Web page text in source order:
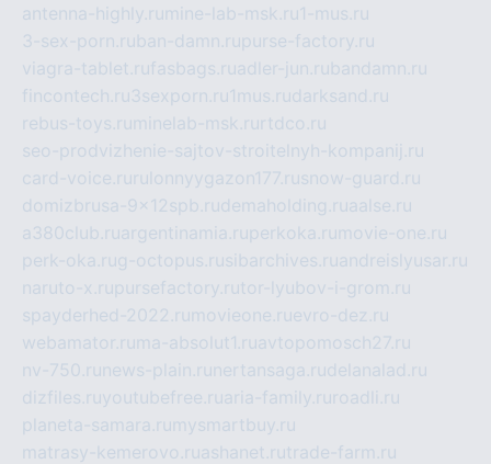
antenna-highly.ru mine-lab-msk.ru1-mus.ru
3-sex-porn.ruban-damn.rupurse-factory.ru
viagra-tablet.rufasbags.ruadler-jun.rubandamn.ru
fincontech.ru3sexporn.ru1mus.rudarksand.ru
rebus-toys.ru minelab-msk.ru rtdco.ru
seo-prodvizhenie-sajtov-stroitelnyh-kompanij.ru
card-voice.ru rulonnyygazon177.rusnow-guard.ru
domizbrusa-9x12spb.rudemaholding.ruaalse.ru
a380club.ruargentinamia.ruperkoka.ru movie-one.ru
perk-oka.rug-octopus.rusibarchives.ruandreislyusar.ru
naruto-x.rupursefactory.rutor-lyubov-i-grom.ru
spayderhed-2022.ru movieone.ruevro-dez.ru
webamator.ru ma-absolut1.ruavtopomosch27.ru
nv-750.ru news-plain.ru nertansaga.rudelanalad.ru
dizfiles.ruyoutubefree.ruaria-family.ru roadli.ru
planeta-samara.ru mysmartbuy.ru
matrasy-kemerovo.ruashanet.rutrade-farm.ru